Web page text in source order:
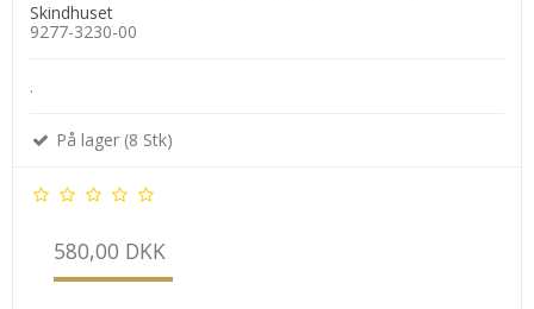
Skindhuset
9277-3230-00
.
På lager (8 Stk)
580,00 DKK